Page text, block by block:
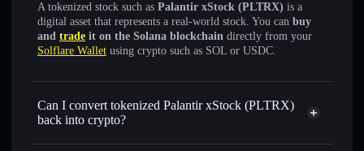
A tokenized stock such as Palantir xStock (PLTRX) is a
digital asset that represents a real-world stock. You can buy
and trade it on the Solana blockchain directly from your
Solflare Wallet using crypto such as SOL or USDC.
Can I convert tokenized Palantir xStock (PLTRX)
back into crypto?
Palantir xStock
swapped